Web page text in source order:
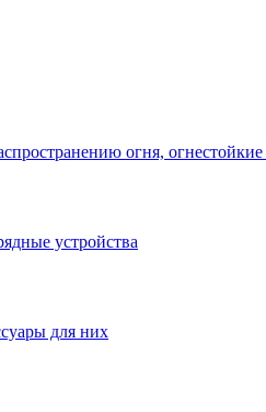
огня, огнестойкие
устройства
для них